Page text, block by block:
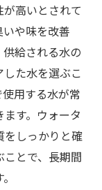
高いとされて
や味を改善
給される水の
た水を選ぶこ
用する水が常
す。ウォータ
しっかりと確
とで、長期間